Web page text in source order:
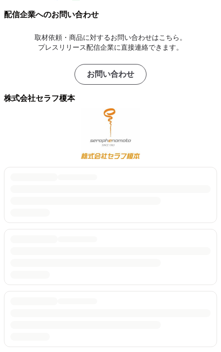
配信企業へのお問い合わせ
取材依頼・商品に対するお問い合わせはこちら。
プレスリリース配信企業に直接連絡できます。
お問い合わせ
株式会社セラフ榎本